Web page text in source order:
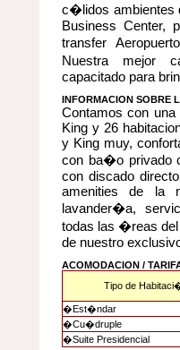
c�lidos ambientes
Business Center,
transfer
Nuestra mejor
capacitado para
INFORMACION SOBRE
Contamos con
King y 26
y King muy,
con ba�o privado
con discado
amenities de la
lavander�a,
todas las �reas del
de nuestro
ACOMODACION /
Tipo de
�Est�ndar
�Cu�druple
�Suite Presidencial